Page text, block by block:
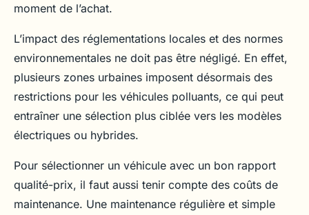
moment de l’achat.
L’impact des réglementations locales et des normes
environnementales ne doit pas être négligé. En effet,
plusieurs zones urbaines imposent désormais des
restrictions pour les véhicules polluants, ce qui peut
entraîner une sélection plus ciblée vers les modèles
électriques ou hybrides.
Pour sélectionner un véhicule avec un bon rapport
qualité-prix, il faut aussi tenir compte des coûts de
maintenance. Une maintenance régulière et simple